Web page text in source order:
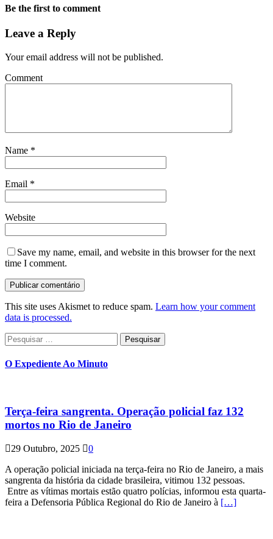
Be the first to comment
Leave a Reply
Your email address will not be published.
Comment
Name *
Email *
Website
Save my name, email, and website in this browser for the next
time I comment.
This site uses Akismet to reduce spam. Learn how your comment
data is processed.
Pesquisar
por:
O Expediente Ao Minuto
Terça-feira sangrenta. Operação policial faz 132
mortos no Rio de Janeiro
29 Outubro, 2025
0
A operação policial iniciada na terça-feira no Rio de Janeiro, a mais
sangrenta da história da cidade brasileira, vitimou 132 pessoas.
Entre as vítimas mortais estão quatro polícias, informou esta quarta-
feira a Defensoria Pública Regional do Rio de Janeiro à […]